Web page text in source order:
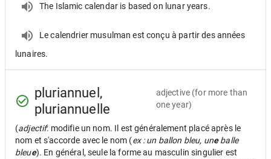
The Islamic calendar is based on lunar years.
Le calendrier musulman est conçu à partir des années
lunaires.
pluriannuel,
pluriannuelle
adjective (for more than
one year)
(adjectif: modifie un nom. Il est généralement placé après le
nom et s'accorde avec le nom (ex : un ballon bleu, uneballe
bleue). En général, seule la forme au masculin singulier est